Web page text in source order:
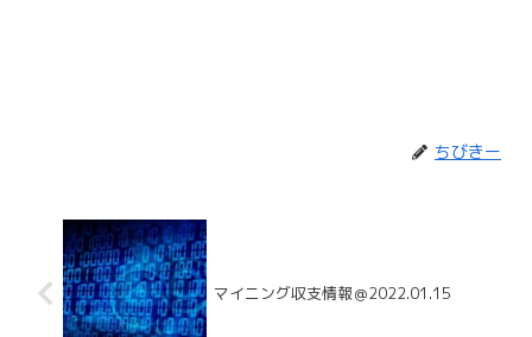
ちびきー
マイニング収支情報＠2022.01.15